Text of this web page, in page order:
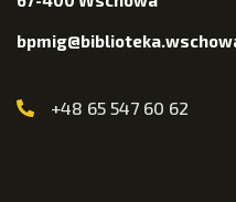
+48 65 547 60 62